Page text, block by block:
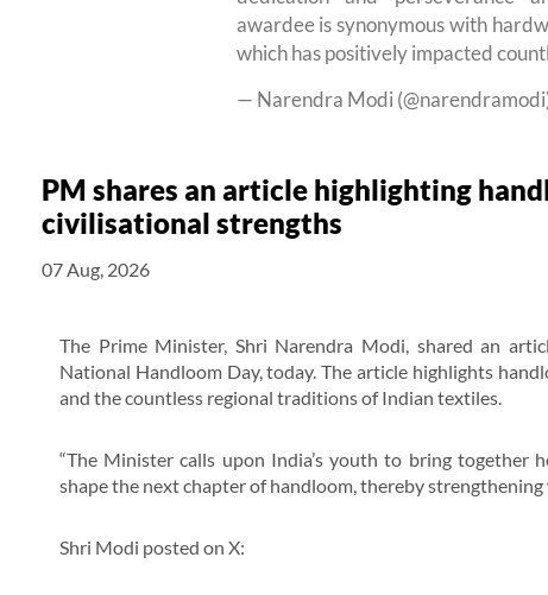
awardee is synonymous with
which has positively impacted
— Narendra Modi
PM shares an article highlighting
civilisational strengths
07 Aug, 2026
The Prime Minister, Shri Narendra Modi, shared an
National Handloom Day, today. The article highlights
and the countless regional traditions of Indian textiles.
“The Minister calls upon India’s youth to bring together
shape the next chapter of handloom, thereby strengthening
Shri Modi posted on X: